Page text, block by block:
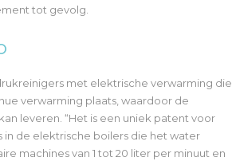
tot gevolg.
met elektrische verwarming die
verwarming plaats, waardoor de
leveren. “Het is een uniek patent voor
de elektrische boilers die het water
machines van 1 tot 20 liter per minuut en